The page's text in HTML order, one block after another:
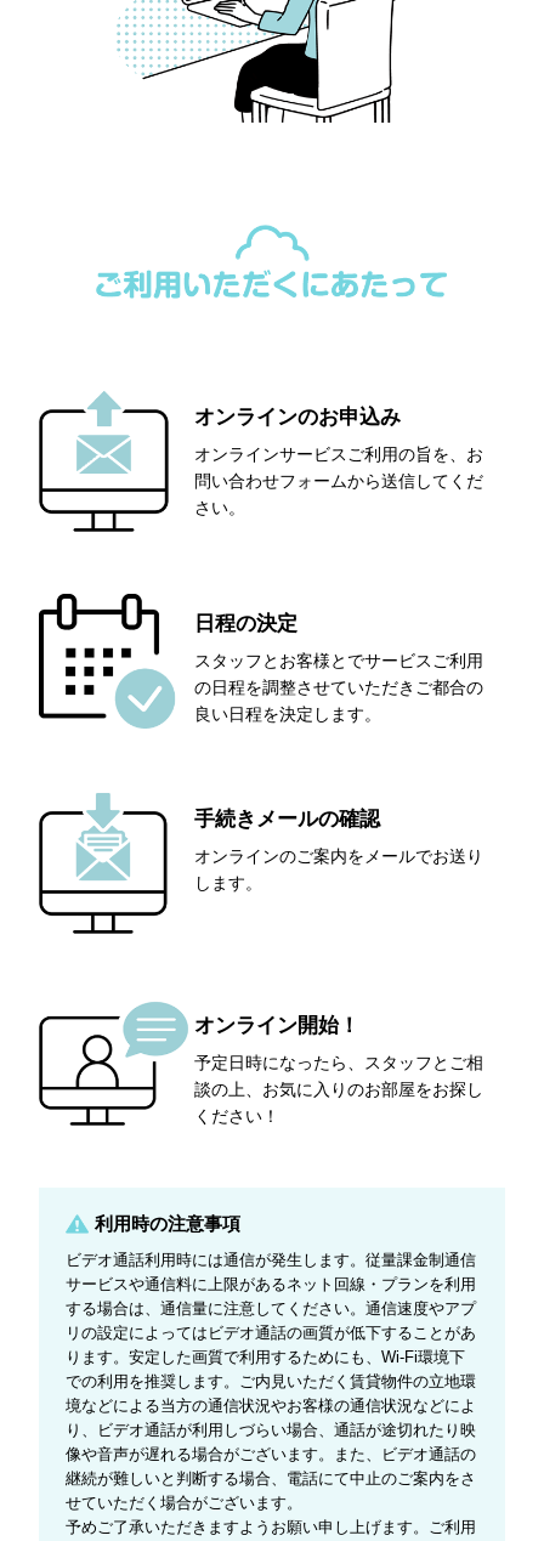
オンラインのお申込み
オンラインサービスご利用の旨を、お
問い合わせフォームから送信してくだ
さい。
日程の決定
スタッフとお客様とでサービスご利用
の日程を調整させていただきご都合の
良い日程を決定します。
手続きメールの確認
オンラインのご案内をメールでお送り
します。
オンライン開始！
予定日時になったら、スタッフとご相
談の上、お気に入りのお部屋をお探し
ください！
利用時の注意事項
ビデオ通話利用時には通信が発生します。従量課金制通信
サービスや通信料に上限があるネット回線・プランを利用
する場合は、通信量に注意してください。通信速度やアプ
リの設定によってはビデオ通話の画質が低下することがあ
ります。安定した画質で利用するためにも、Wi-Fi環境下
での利用を推奨します。ご内見いただく賃貸物件の立地環
境などによる当方の通信状況やお客様の通信状況などによ
り、ビデオ通話が利用しづらい場合、通話が途切れたり映
像や音声が遅れる場合がございます。また、ビデオ通話の
継続が難しいと判断する場合、電話にて中止のご案内をさ
せていただく場合がございます。
予めご了承いただきますようお願い申し上げます。ご利用